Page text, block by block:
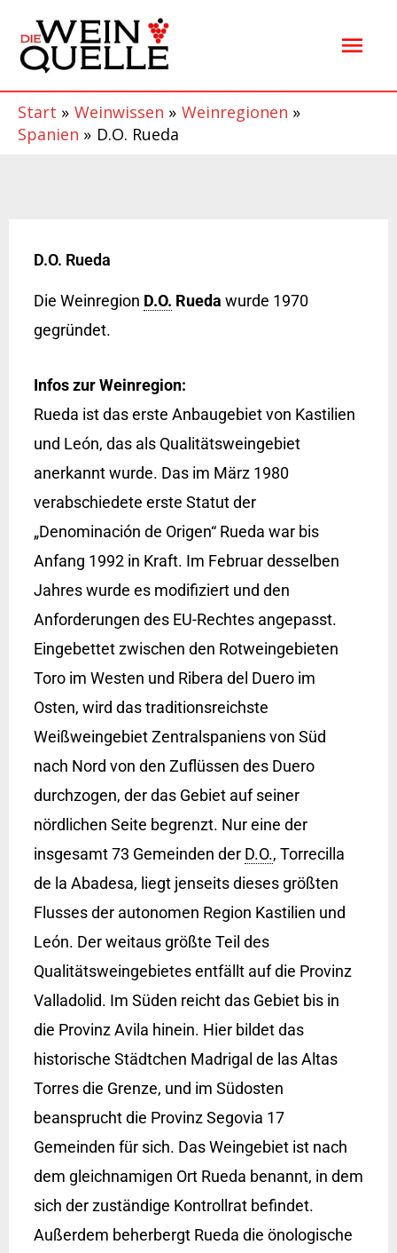
Inhalt
springen
Start Weinwissen
Weinregionen
Spanien
D.O. Rueda
D.O. Rueda
Die Weinregion D.O. Rueda wurde 1970
gegründet.
Infos zur Weinregion:
Rueda ist das erste Anbaugebiet von Kastilien
und León, das als Qualitätsweingebiet
anerkannt wurde. Das im März 1980
verabschiedete erste Statut der
„Denominación de Origen“ Rueda war bis
Anfang 1992 in Kraft. Im Februar desselben
Jahres wurde es modifiziert und den
Anforderungen des EU-Rechtes angepasst.
Eingebettet zwischen den Rotweingebieten
Toro im Westen und Ribera del Duero im
Osten, wird das traditionsreichste
Weißweingebiet Zentralspaniens von Süd
nach Nord von den Zuflüssen des Duero
durchzogen, der das Gebiet auf seiner
nördlichen Seite begrenzt. Nur eine der
insgesamt 73 Gemeinden der D.O., Torrecilla
de la Abadesa, liegt jenseits dieses größten
Flusses der autonomen Region Kastilien und
León. Der weitaus größte Teil des
Qualitätsweingebietes entfällt auf die Provinz
Valladolid. Im Süden reicht das Gebiet bis in
die Provinz Avila hinein. Hier bildet das
historische Städtchen Madrigal de las Altas
Torres die Grenze, und im Südosten
beansprucht die Provinz Segovia 17
Gemeinden für sich. Das Weingebiet ist nach
dem gleichnamigen Ort Rueda benannt, in dem
sich der zuständige Kontrollrat befindet.
Außerdem beherbergt Rueda die önologische